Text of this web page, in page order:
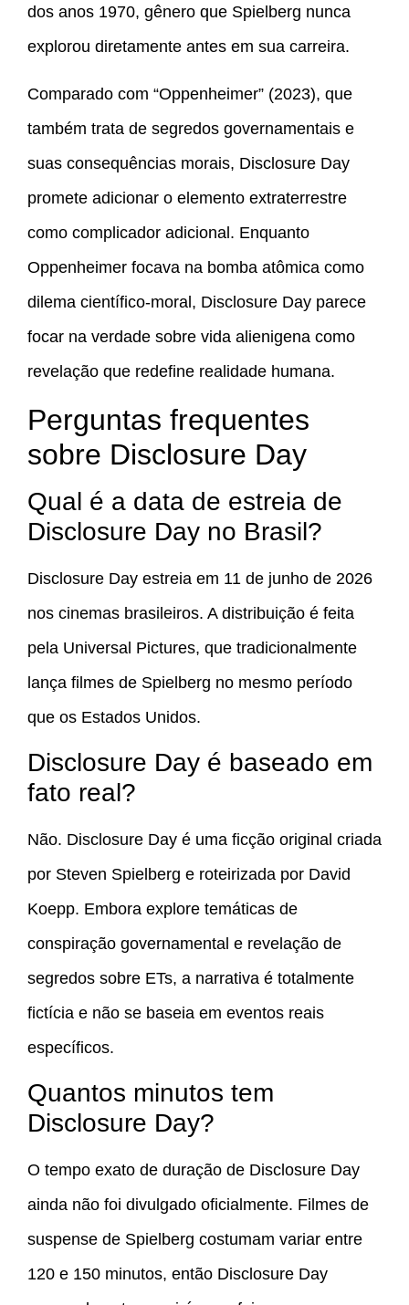
dos anos 1970, gênero que Spielberg nunca
explorou diretamente antes em sua carreira.
Comparado com “Oppenheimer” (2023), que
também trata de segredos governamentais e
suas consequências morais, Disclosure Day
promete adicionar o elemento extraterrestre
como complicador adicional. Enquanto
Oppenheimer focava na bomba atômica como
dilema científico-moral, Disclosure Day parece
focar na verdade sobre vida alienigena como
revelação que redefine realidade humana.
Perguntas frequentes
sobre Disclosure Day
Qual é a data de estreia de
Disclosure Day no Brasil?
Disclosure Day estreia em 11 de junho de 2026
nos cinemas brasileiros. A distribuição é feita
pela Universal Pictures, que tradicionalmente
lança filmes de Spielberg no mesmo período
que os Estados Unidos.
Disclosure Day é baseado em
fato real?
Não. Disclosure Day é uma ficção original criada
por Steven Spielberg e roteirizada por David
Koepp. Embora explore temáticas de
conspiração governamental e revelação de
segredos sobre ETs, a narrativa é totalmente
fictícia e não se baseia em eventos reais
específicos.
Quantos minutos tem
Disclosure Day?
O tempo exato de duração de Disclosure Day
ainda não foi divulgado oficialmente. Filmes de
suspense de Spielberg costumam variar entre
120 e 150 minutos, então Disclosure Day